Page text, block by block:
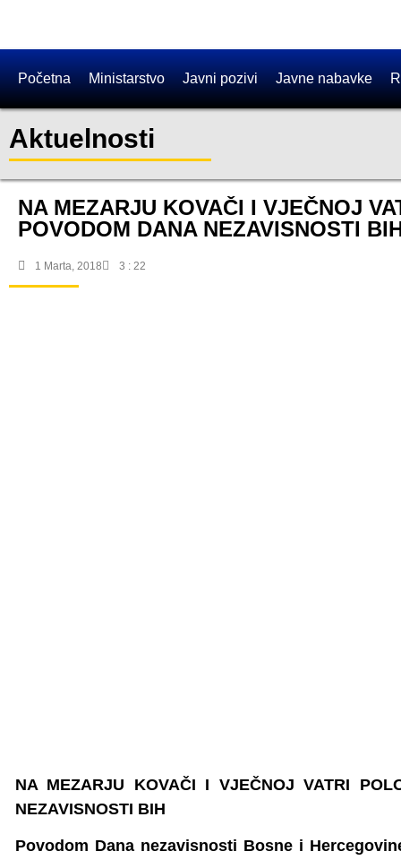
Početna Ministarstvo Javni pozivi Javne nabavke
Aktuelnosti
NA MEZARJU KOVAČI I VJEČNOJ
POVODOM DANA NEZAVISNOSTI
1 Marta, 2018 3 : 22
NA MEZARJU KOVAČI I VJEČNOJ VATRI
NEZAVISNOSTI BIH
Povodom Dana nezavisnosti Bosne i